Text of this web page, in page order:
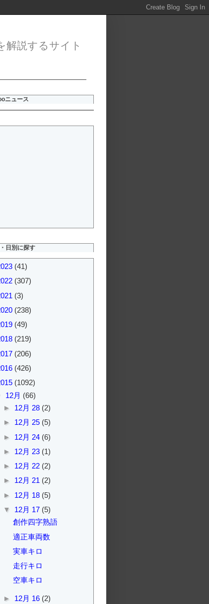
解説するサイト
ニュース
日別に探す
(41)
(307)
(3)
(238)
(49)
(219)
(206)
(426)
(1092)
12月 (66)
► 12月 28 (2)
► 12月 25 (5)
► 12月 24 (6)
► 12月 23 (1)
► 12月 22 (2)
► 12月 21 (2)
► 12月 18 (5)
▼ 12月 17 (5)
創作四字熟語
適正車両数
実車キロ
走行キロ
空車キロ
► 12月 16 (2)